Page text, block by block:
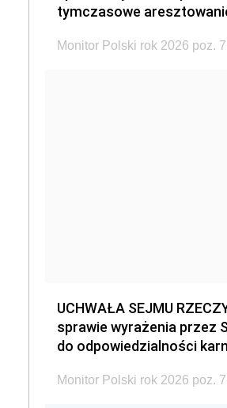
tymczasowe
Monitor Polski rok 2026 poz.
UCHWAŁA SEJMU
sprawie wyrażenia przez
do odpowiedzialności
Monitor Polski rok 2026 poz.